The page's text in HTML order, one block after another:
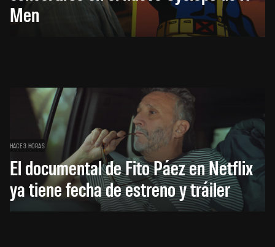
Men
HACE 3 HORAS
El documental de Fito Páez en Netflix
ya tiene fecha de estreno y tráiler